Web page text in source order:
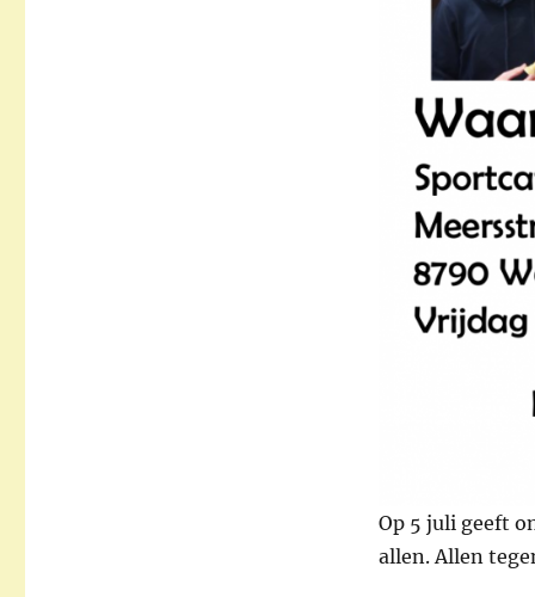
Op 5 juli geeft
allen. Allen